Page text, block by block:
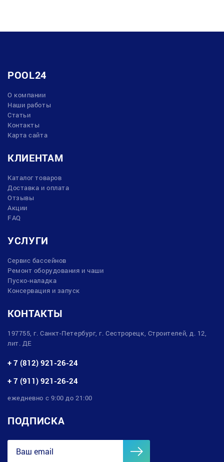
POOL24
О компании
Наши работы
Статьи
Контакты
Карта сайта
КЛИЕНТАМ
Каталог товаров
Доставка и оплата
Отзывы
Акции
FAQ
УСЛУГИ
Сервис бассейнов
Ремонт оборудования и чаши
Пуско-наладка
Консервация и запуск
КОНТАКТЫ
197755, г. Санкт-Петербург, г. Сестрорецк, Строителей, д. 12,
лит. ДЕ
+ 7 (812) 921-26-24
+ 7 (911) 921-26-24
ежедневно с 9:00 до 21:00
ПОДПИСКА